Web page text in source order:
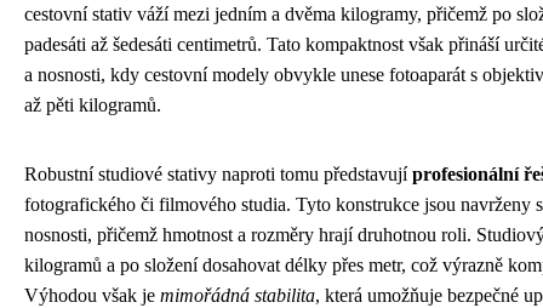
cestovní stativ váží mezi jedním a dvěma kilogramy, přičemž po
padesáti až šedesáti centimetrů. Tato kompaktnost však přináší
a nosnosti, kdy cestovní modely obvykle unese fotoaparát s
až pěti kilogramů.
Robustní studiové stativy naproti tomu představujíprofesionální
fotografického či filmového studia. Tyto konstrukce jsou navrženy
nosnosti, přičemž hmotnost a rozměry hrají druhotnou roli.
kilogramů a po složení dosahovat délky přes metr, což výrazně
Výhodou však je mimořádná stabilita, která umožňuje bezpečné